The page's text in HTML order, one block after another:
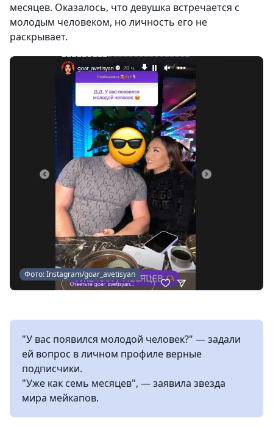
месяцев. Оказалось, что девушка встречается с
молодым человеком, но личность его не
раскрывает.
Фото: Instagram/goar_avetisyan
"У вас появился молодой человек?" — задали
ей вопрос в личном профиле верные
подписчики.
"Уже как семь месяцев", — заявила звезда
мира мейкапов.